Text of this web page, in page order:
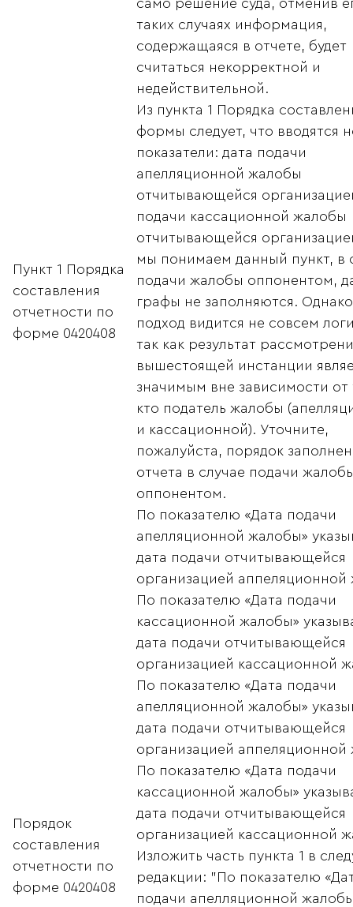
само решение суда, отменив
таких случаях информация,
содержащаяся в отчете, будет
считаться некорректной и
недействительной.
Пункт 1 Порядка
составления
отчетности по
форме 0420408
Из пункта 1 Порядка
формы следует, что вводятся
показатели: дата подачи
апелляционной жалобы
отчитывающейся
подачи кассационной жалобы
отчитывающейся
мы понимаем данный пункт, в
подачи жалобы оппонентом,
графы не заполняются.
подход видится не совсем
так как результат
вышестоящей инстанции
значимым вне зависимости от
кто податель жалобы
и кассационной). Уточните,
пожалуйста, порядок
отчета в случае подачи
оппонентом.
Порядок
составления
отчетности по
форме 0420408
По показателю «Дата подачи
апелляционной жалобы»
дата подачи отчитывающейся
организацией
По показателю «Дата подачи
кассационной жалобы»
дата подачи отчитывающейся
организацией кассационной
По показателю «Дата подачи
апелляционной жалобы»
дата подачи отчитывающейся
организацией
По показателю «Дата подачи
кассационной жалобы»
дата подачи отчитывающейся
организацией кассационной
Изложить часть пункта 1 в
редакции: "По показателю
подачи апелляционной